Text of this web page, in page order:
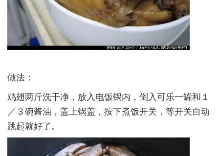
做法：­
鸡翅两斤洗干净，放入电饭锅内，倒入可乐一罐和１
／３碗酱油，盖上锅盖，按下煮饭开关，等开关自动
跳起就好了。­